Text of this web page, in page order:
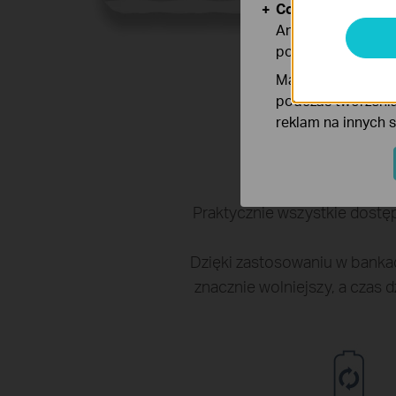
Praktycznie wszystkie
Dzięki zastosowaniu w
znacznie wolniejszy, a czas
Cookies
Analiza - Te pliki
poprawę i
Marketing - Te
podczas
reklam na innych